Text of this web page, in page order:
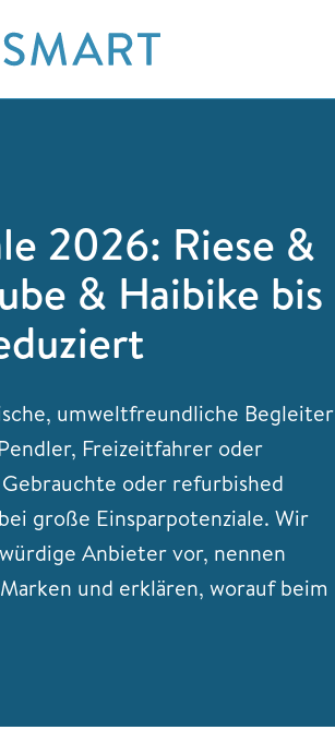
2026: Riese &
& Haibike bis
umweltfreundliche Begleiter
Freizeitfahrer oder
oder refurbished
große Einsparpotenziale. Wir
Anbieter vor, nennen
und erklären, worauf beim